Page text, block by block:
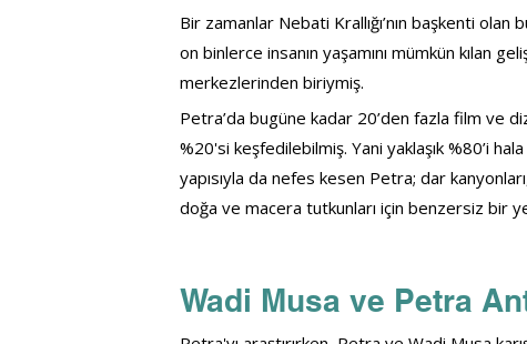
Bir zamanlar Nebati Krallığı’nın başkenti
on binlerce insanın yaşamını mümkün kılan
merkezlerinden biriymiş.
Petra’da bugüne kadar 20’den fazla film ve
%20'si keşfedilebilmiş. Yani yaklaşık %80’i
yapısıyla da nefes kesen Petra; dar
doğa ve macera tutkunları için benzersiz bir
Wadi Musa ve Petra